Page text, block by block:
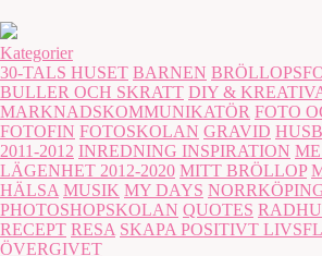
Kategorier
30-TALS HUSET BARNEN
BULLER OCH SKRATT DIY &
MARKNADSKOMMUNIKATÖR FOTO
FOTOFIN FOTOSKOLAN GRAVID
2011-2012 INREDNING INSPIRATION
LÄGENHET 2012-2020 MITT BRÖLLOP
HÄLSA MUSIK MY DAYS
PHOTOSHOPSKOLAN QUOTES
RECEPT RESA SKAPA POSITIVT
ÖVERGIVET